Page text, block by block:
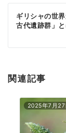
ン
ギリシャの世
古代遺跡群」
関連記事
2025年7月27